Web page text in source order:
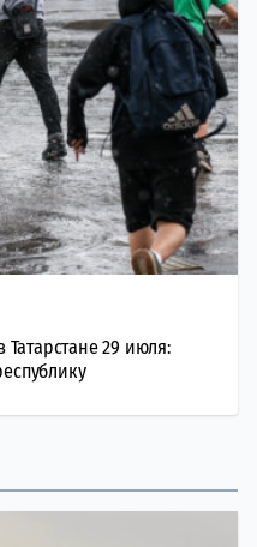
29 июля: